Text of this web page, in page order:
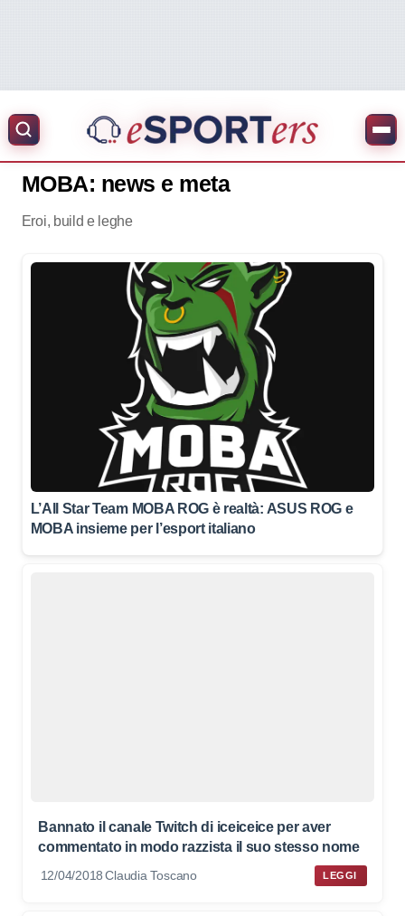
MOBA: news e meta
Eroi, build e leghe
L’All Star Team MOBA ROG è realtà: ASUS ROG e
MOBA insieme per l’esport italiano
Bannato il canale Twitch di iceiceice per aver
commentato in modo razzista il suo stesso nome
12/04/2018 Claudia Toscano LEGGI